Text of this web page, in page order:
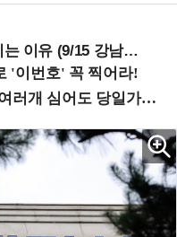
이유 (9/15 강남역)